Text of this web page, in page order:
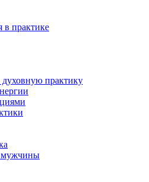
практике
практику
мужчины